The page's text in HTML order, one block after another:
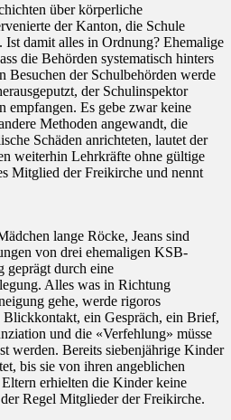
über körperliche
der Kanton, die Schule
damit alles in Ordnung? Ehemalige
die Behörden systematisch hinters
der Schulbehörden werde
der Schulinspektor
empfangen. Es gebe zwar keine
Methoden angewandt, die
Schäden anrichteten, lautet der
weiterhin Lehrkräfte ohne gültige
Mitglied der Freikirche und nennt
lange Röcke, Jeans sind
von drei ehemaligen KSB-
geprägt durch eine
Alles was in Richtung
gehe, werde rigoros
ein Gespräch, ein Brief,
und die «Verfehlung» müsse
werden. Bereits siebenjährige Kinder
bis sie von ihren angeblichen
erhielten die Kinder keine
Regel Mitglieder der Freikirche.